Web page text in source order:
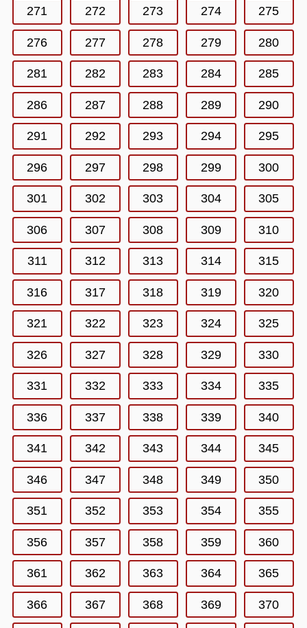
271 272 273 274 275
276 277 278 279 280
281 282 283 284 285
286 287 288 289 290
291 292 293 294 295
296 297 298 299 300
301 302 303 304 305
306 307 308 309 310
311 312 313 314 315
316 317 318 319 320
321 322 323 324 325
326 327 328 329 330
331 332 333 334 335
336 337 338 339 340
341 342 343 344 345
346 347 348 349 350
351 352 353 354 355
356 357 358 359 360
361 362 363 364 365
366 367 368 369 370